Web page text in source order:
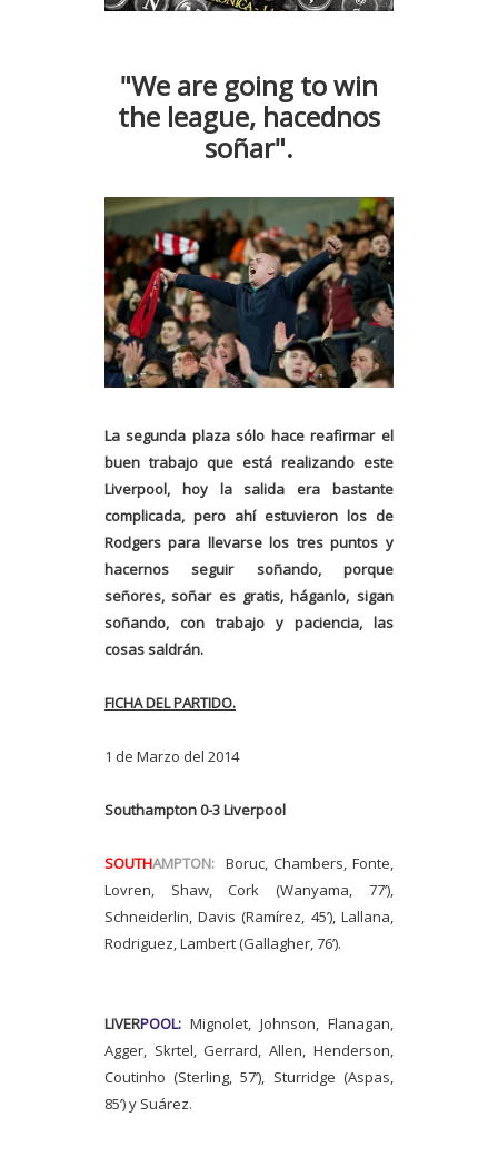
"We are going to win
the league, hacednos
soñar".
La segunda plaza sólo hace reafirmar el
buen trabajo que está realizando este
Liverpool, hoy la salida era bastante
complicada, pero ahí estuvieron los de
Rodgers para llevarse los tres puntos y
hacernos seguir soñando, porque
señores, soñar es gratis, háganlo, sigan
soñando, con trabajo y paciencia, las
cosas saldrán.
FICHA DEL PARTIDO.
1 de Marzo del 2014
Southampton 0-3 Liverpool
SOUTHAMPTON: Boruc, Chambers, Fonte,
Lovren, Shaw, Cork (Wanyama, 77’),
Schneiderlin, Davis (Ramírez, 45’), Lallana,
Rodriguez, Lambert (Gallagher, 76’).
LIVERPOOL: Mignolet, Johnson, Flanagan,
Agger, Skrtel, Gerrard, Allen, Henderson,
Coutinho (Sterling, 57’), Sturridge (Aspas,
85’) y Suárez.